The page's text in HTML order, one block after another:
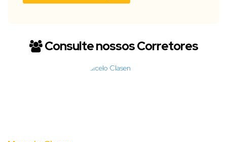
Consulte nossos Corretores